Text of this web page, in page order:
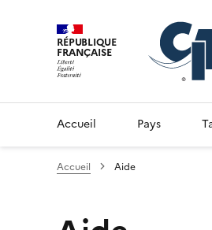
RÉPUBLIQUE
FRANÇAISE
Accueil Pays
Accueil Aide